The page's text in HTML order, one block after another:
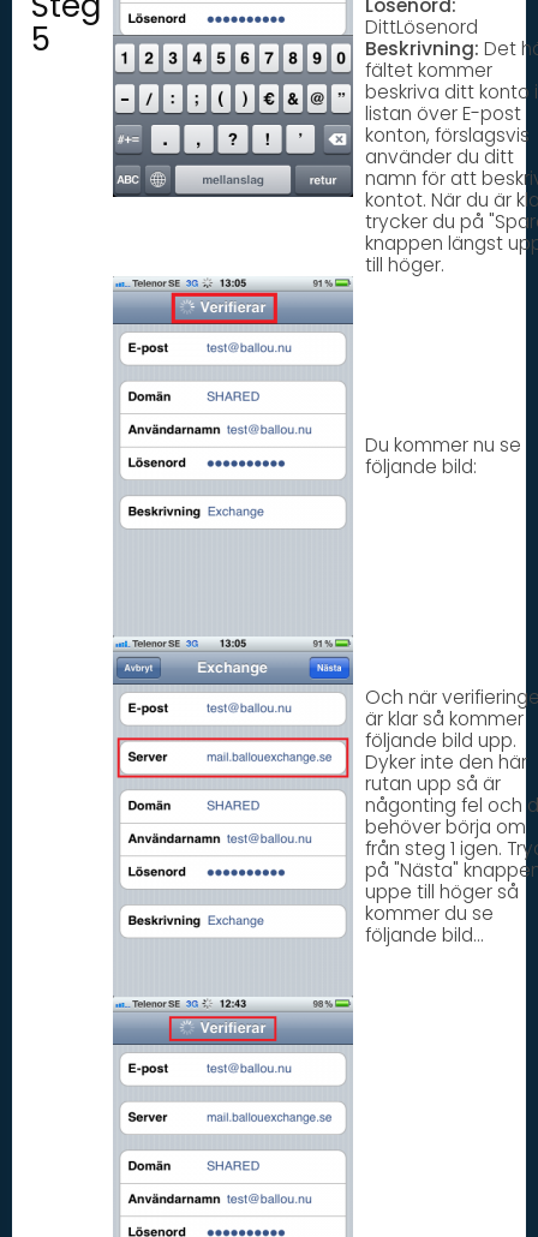
5
Lösenord:
DittLösenord
Beskrivning: Det
fältet kommer
beskriva ditt konto i
listan över E-post
konton, förslagsvis
använder du ditt
namn för att
kontot. När du är
trycker du på
knappen längst
till höger.
Du kommer nu se
följande bild:
Och när
är klar så kommer
följande bild upp.
Dyker inte den här
rutan upp så är
någonting fel och
behöver börja om
från steg 1 igen.
på "Nästa"
uppe till höger så
kommer du se
följande bild...